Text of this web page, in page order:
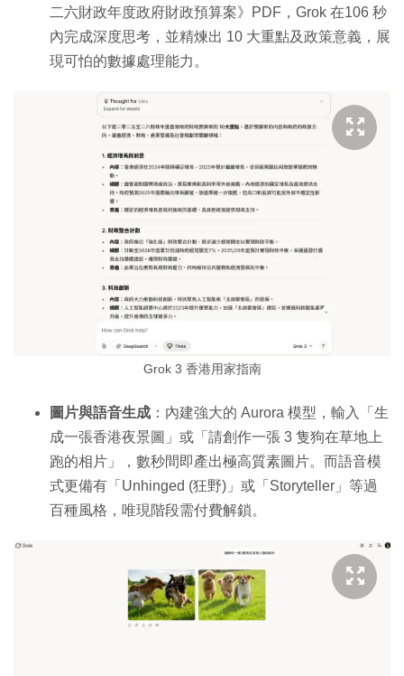
二六財政年度政府財政預算案》PDF，Grok 在106 秒
內完成深度思考，並精煉出 10 大重點及政策意義，展
現可怕的數據處理能力。
Grok 3 香港用家指南
圖片與語音生成 ：內建強大的 Aurora 模型，輸入「生
成一張香港夜景圖」或「請創作一張 3 隻狗在草地上
跑的相片」，數秒間即產出極高質素圖片。而語音模
式更備有「Unhinged (狂野)」或「Storyteller」等過
百種風格，唯現階段需付費解鎖。